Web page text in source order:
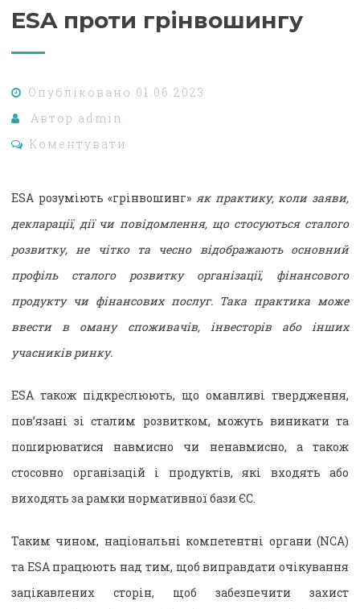
ESA проти грінвошингу
Опубліковано 01.06.2023
Автор admin.
Коментувати
ESA розуміють «грінвошинг» як практику, коли заяви,
декларації, дії чи повідомлення, що стосуються сталого
розвитку, не чітко та чесно відображають основний
профіль сталого розвитку організації, фінансового
продукту чи фінансових послуг. Така практика може
ввести в оману споживачів, інвесторів або інших
учасників ринку.
ESA також підкреслюють, що оманливі твердження,
пов’язані зі сталим розвитком, можуть виникати та
поширюватися навмисно чи ненавмисно, а також
стосовно організацій і продуктів, які входять або
виходять за рамки нормативної бази ЄС.
Таким чином, національні компетентні органи (NCA)
та ESA працюють над тим, щоб виправдати очікування
зацікавлених сторін, щоб забезпечити захист